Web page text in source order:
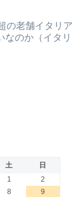
の老舗イタリア
なのか（イタリ
土
日
1
2
8
9